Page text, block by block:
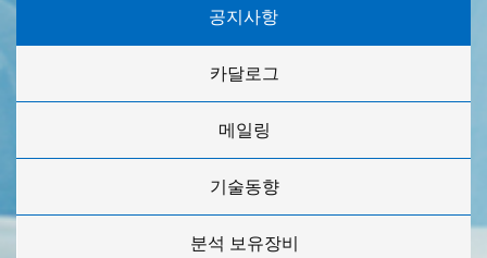
공지사항
카달로그
메일링
기술동향
분석 보유장비